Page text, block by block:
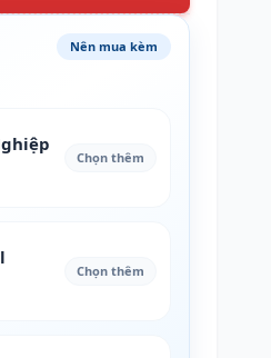
Nên mua kèm
Chọn thêm
Chọn thêm